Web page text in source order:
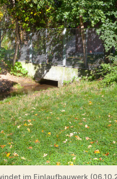
im Einlaufbauwerk